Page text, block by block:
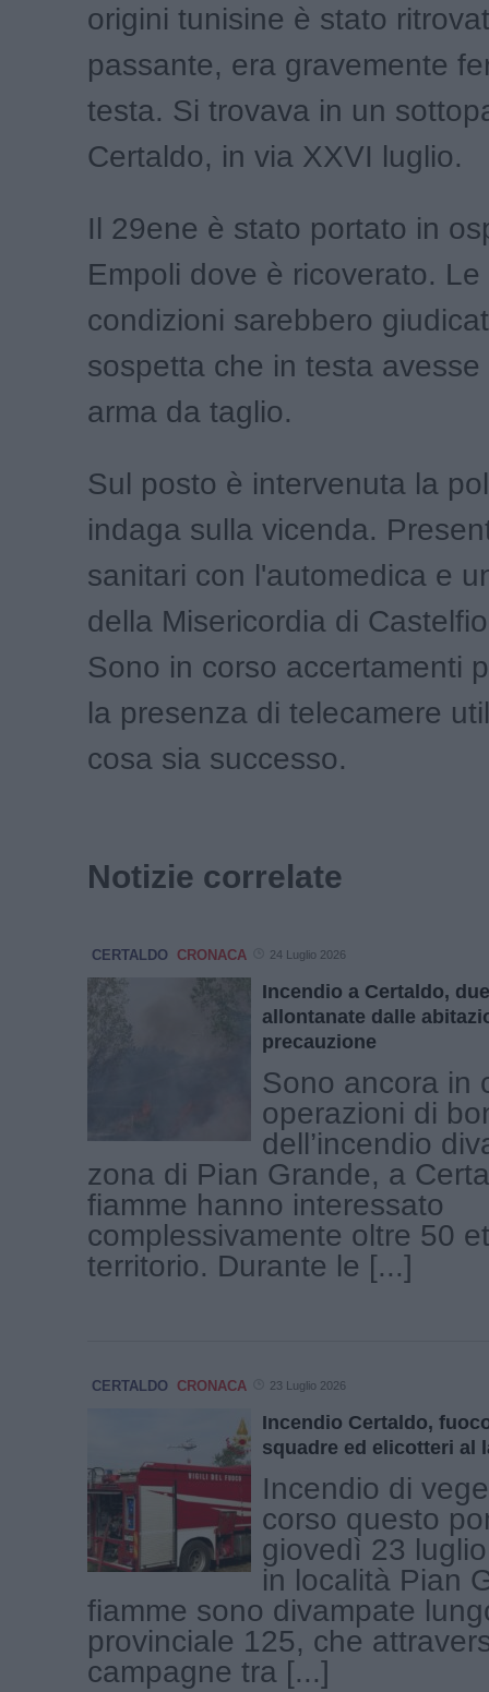
origini tunisine è stato
passante, era gravemente
testa. Si trovava in un
Certaldo, in via XXVI luglio.
Il 29ene è stato portato in
Empoli dove è ricoverato. Le
condizioni sarebbero
sospetta che in testa
arma da taglio.
Sul posto è intervenuta la
indaga sulla vicenda.
sanitari con l'automedica e
della Misericordia di
Sono in corso accertamenti
la presenza di telecamere
cosa sia successo.
Notizie correlate
CERTALDO CRONACA 24 Luglio 2026
Incendio a Certaldo,
allontanate dalle
precauzione
Sono ancora in
operazioni di
dell’incendio
zona di Pian Grande, a
fiamme hanno interessato
complessivamente oltre 50
territorio. Durante le [...]
CERTALDO CRONACA 23 Luglio 2026
Incendio Certaldo,
squadre ed elicotteri al
Incendio di
corso questo
giovedì 23
in località Pian
fiamme sono divampate
provinciale 125, che
campagne tra [...]